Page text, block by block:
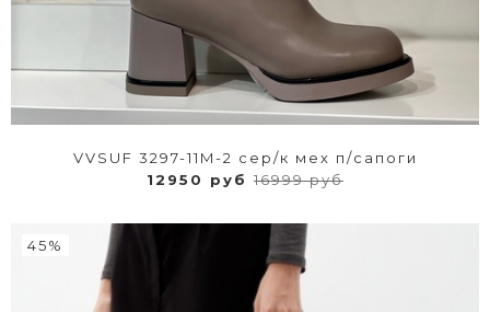
VVSUF 3297-11M-2 сер/к мех п/сапоги
12950 руб 16999 руб
45%